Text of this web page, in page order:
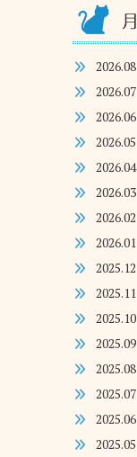
2026.08
2026.07
2026.06
2026.05
2026.04
2026.03
2026.02
2026.01
2025.12
2025.11
2025.10
2025.09
2025.08
2025.07
2025.06
2025.05